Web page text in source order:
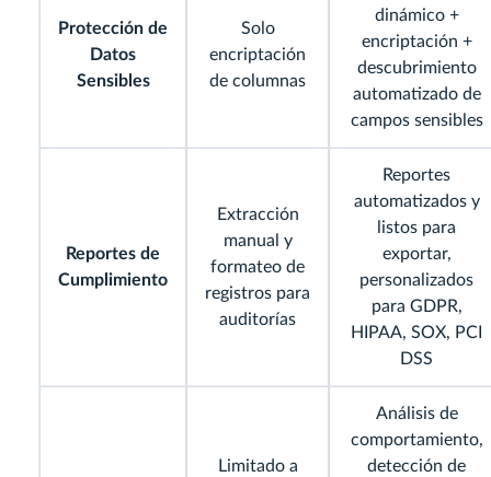
Protección de
Datos
Sensibles
Solo
encriptación
de columnas
dinámico +
encriptación +
descubrimiento
automatizado de
campos sensibles
Reportes de
Cumplimiento
Extracción
manual y
formateo de
registros para
auditorías
Reportes
automatizados y
listos para
exportar,
personalizados
para GDPR,
HIPAA, SOX, PCI
DSS
Limitado a
Análisis de
comportamiento,
detección de